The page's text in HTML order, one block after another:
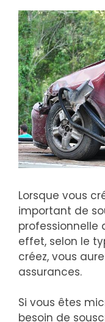
Lorsque vous
important de
professionnelle
effet, selon le
créez, vous
assurances.
Si vous êtes
besoin de